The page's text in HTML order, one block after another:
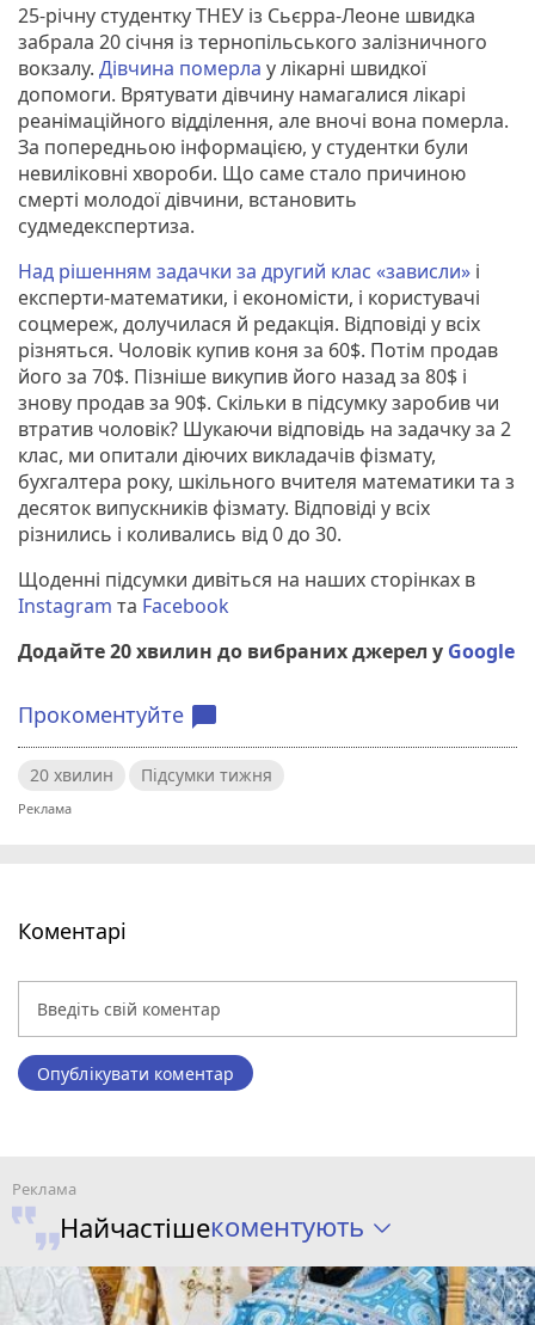
25-річну студентку ТНЕУ із Сьєрра-Леоне швидка
забрала 20 січня із тернопільського залізничного
вокзалу. Дівчина померла у лікарні швидкої
допомоги. Врятувати дівчину намагалися лікарі
реанімаційного відділення, але вночі вона померла.
За попередньою інформацією, у студентки були
невиліковні хвороби. Що саме стало причиною
смерті молодої дівчини, встановить
судмедекспертиза.
Над рішенням задачки за другий клас «зависли» і
експерти-математики, і економісти, і користувачі
соцмереж, долучилася й редакція. Відповіді у всіх
різняться. Чоловік купив коня за 60$. Потім продав
його за 70$. Пізніше викупив його назад за 80$ і
знову продав за 90$. Скільки в підсумку заробив чи
втратив чоловік? Шукаючи відповідь на задачку за 2
клас, ми опитали діючих викладачів фізмату,
бухгалтера року, шкільного вчителя математики та з
десяток випускників фізмату. Відповіді у всіх
різнились і коливались від 0 до 30.
Щоденні підсумки дивіться на наших сторінках в
Instagram та Facebook
Додайте 20 хвилин до вибраних джерел у Google
Прокоментуйте chat_bubble
20 хвилин Підсумки тижня
Коментарі
Опублікувати коментар
Найчастішекоментують